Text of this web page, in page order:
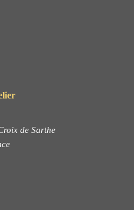
de Sarthe